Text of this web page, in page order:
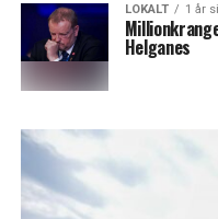
LOKALT 1 år
Helganes